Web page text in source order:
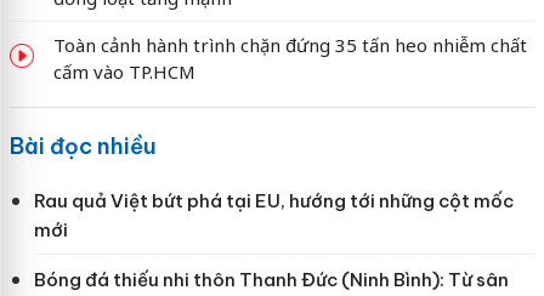
Toàn cảnh hành trình chặn đứng 35 tấn heo nhiễm chất
cấm vào TP.HCM
Bài đọc nhiều
Rau quả Việt bứt phá tại EU, hướng tới những cột mốc
mới
Bóng đá thiếu nhi thôn Thanh Đức (Ninh Bình): Từ sân